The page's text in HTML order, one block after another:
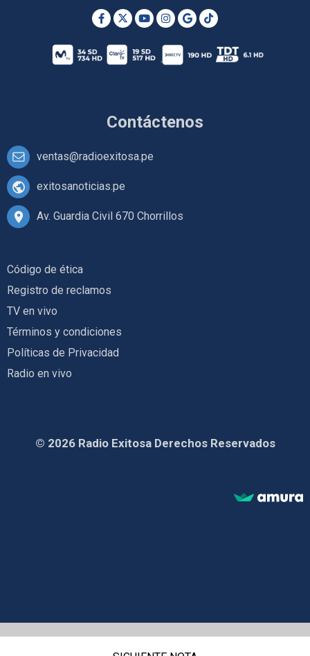
Contáctenos
ventas@radioexitosa.pe
exitosanoticias.pe
Av. Guardia Civil 670 Chorrillos
Código de ética
Registro de reclamos
TV en vivo
Términos y condiciones
Políticas de Privacidad
Radio en vivo
© 2026 Radio Exitosa Derechos Reservados